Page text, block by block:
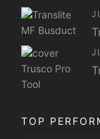
TOP